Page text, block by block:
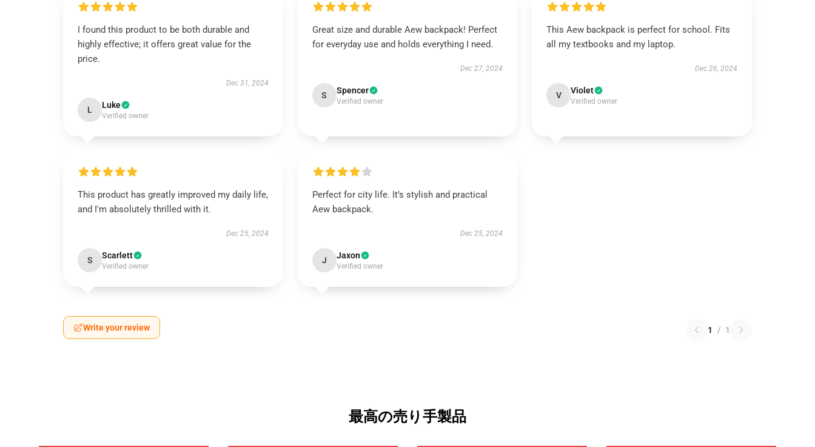
I found this product to be both durable and
highly effective; it offers great value for the
price.
Dec 31, 2024
L Luke
Verified owner
Great size and durable Aew backpack! Perfect
for everyday use and holds everything I need.
Dec 27, 2024
S Spencer
Verified owner
This Aew backpack is perfect for school. Fits
all my textbooks and my laptop.
Dec 26, 2024
V Violet
Verified owner
This product has greatly improved my daily life,
and I'm absolutely thrilled with it.
Dec 25, 2024
S Scarlett
Verified owner
Perfect for city life. It’s stylish and practical
Aew backpack.
Dec 25, 2024
J Jaxon
Verified owner
Write your review 1 / 1
最高の売り手製品